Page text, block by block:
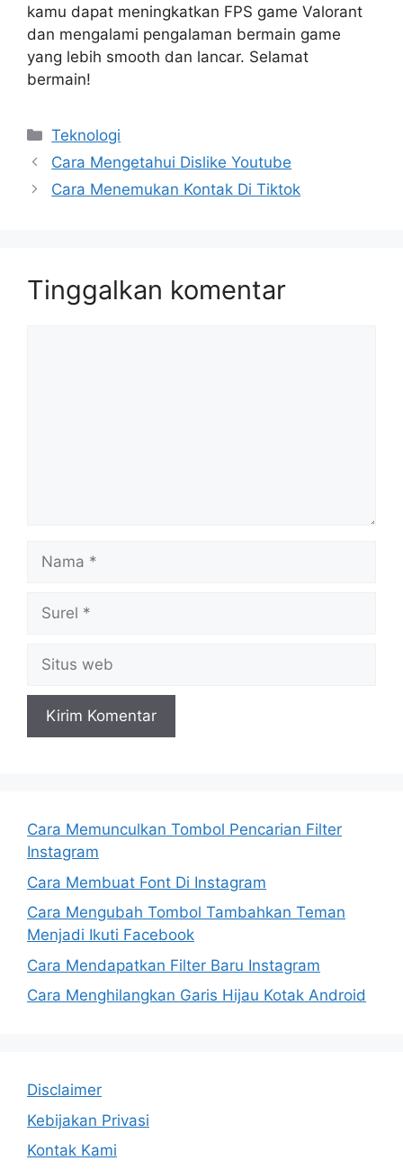
kamu dapat meningkatkan FPS game Valorant
dan mengalami pengalaman bermain game
yang lebih smooth dan lancar. Selamat
bermain!
Kategori
Teknologi
Cara Mengetahui Dislike Youtube
Cara Menemukan Kontak Di Tiktok
Tinggalkan komentar
Nama
Surel
Situs
web
Cara Memunculkan Tombol Pencarian Filter
Instagram
Cara Membuat Font Di Instagram
Cara Mengubah Tombol Tambahkan Teman
Menjadi Ikuti Facebook
Cara Mendapatkan Filter Baru Instagram
Cara Menghilangkan Garis Hijau Kotak Android
Disclaimer
Kebijakan Privasi
Kontak Kami